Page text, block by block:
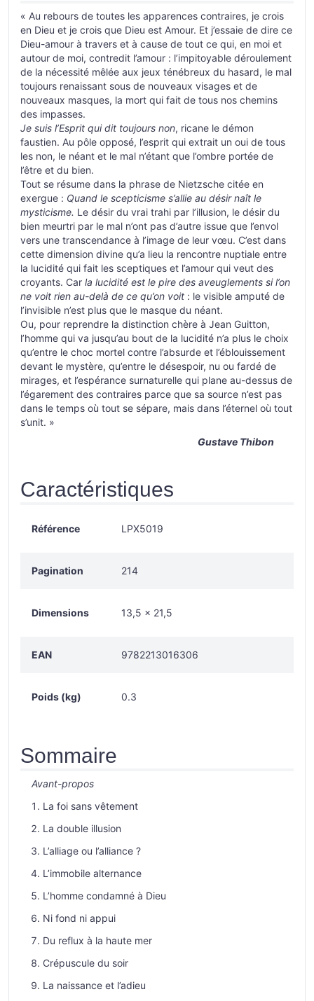
« Au rebours de toutes les apparences contraires, je crois
en Dieu et je crois que Dieu est Amour. Et j’essaie de dire ce
Dieu-amour à travers et à cause de tout ce qui, en moi et
autour de moi, contredit l’amour : l’impitoyable déroulement
de la nécessité mêlée aux jeux ténébreux du hasard, le mal
toujours renaissant sous de nouveaux visages et de
nouveaux masques, la mort qui fait de tous nos chemins
des impasses.
Je suis l’Esprit qui dit toujours non, ricane le démon
faustien. Au pôle opposé, l’esprit qui extrait un oui de tous
les non, le néant et le mal n’étant que l’ombre portée de
l’être et du bien.
Tout se résume dans la phrase de Nietzsche citée en
exergue : Quand le scepticisme s’allie au désir naît le
mysticisme. Le désir du vrai trahi par l’illusion, le désir du
bien meurtri par le mal n’ont pas d’autre issue que l’envol
vers une transcendance à l’image de leur vœu. C’est dans
cette dimension divine qu’a lieu la rencontre nuptiale entre
la lucidité qui fait les sceptiques et l’amour qui veut des
croyants. Car la lucidité est le pire des aveuglements si l’on
ne voit rien au-delà de ce qu’on voit : le visible amputé de
l’invisible n’est plus que le masque du néant.
Ou, pour reprendre la distinction chère à Jean Guitton,
l’homme qui va jusqu’au bout de la lucidité n’a plus le choix
qu’entre le choc mortel contre l’absurde et l’éblouissement
devant le mystère, qu’entre le désespoir, nu ou fardé de
mirages, et l’espérance surnaturelle qui plane au-dessus de
l’égarement des contraires parce que sa source n’est pas
dans le temps où tout se sépare, mais dans l’éternel où tout
s’unit. »
Gustave Thibon
Caractéristiques
Référence LPX5019
Pagination 214
Dimensions 13,5 × 21,5
EAN 9782213016306
Poids (kg) 0.3
Sommaire
Avant-propos
La foi sans vêtement
La double illusion
L’alliage ou l’alliance ?
L’immobile alternance
L’homme condamné à Dieu
Ni fond ni appui
Du reflux à la haute mer
Crépuscule du soir
La naissance et l’adieu